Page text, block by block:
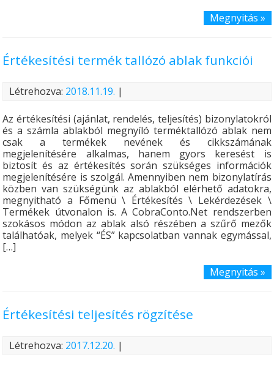
Megnyitás »
Értékesítési termék tallózó ablak funkciói
Létrehozva: 2018.11.19. |
Az értékesítési (ajánlat, rendelés, teljesítés) bizonylatokról
és a számla ablakból megnyíló terméktallózó ablak nem
csak a termékek nevének és cikkszámának
megjelenítésére alkalmas, hanem gyors keresést is
biztosít és az értékesítés során szükséges információk
megjelenítésére is szolgál. Amennyiben nem bizonylatírás
közben van szükségünk az ablakból elérhető adatokra,
megnyitható a Főmenü \ Értékesítés \ Lekérdezések \
Termékek útvonalon is. A CobraConto.Net rendszerben
szokásos módon az ablak alsó részében a szűrő mezők
találhatóak, melyek “ÉS” kapcsolatban vannak egymással,
[…]
Megnyitás »
Értékesítési teljesítés rögzítése
Létrehozva: 2017.12.20. |